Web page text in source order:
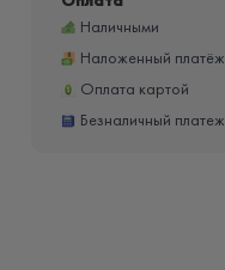
Наличными
Наложенный платёж
Оплата картой
Безналичный платеж